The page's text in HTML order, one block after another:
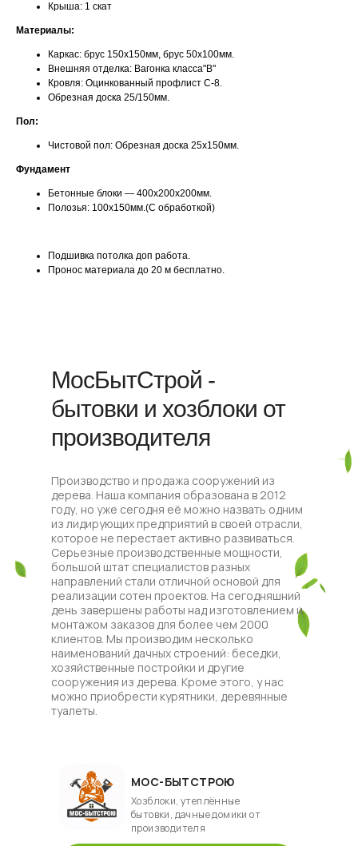
Крыша: 1 скат
Материалы:
Каркас: брус 150х150мм, брус 50х100мм.
Внешняя отделка: Вагонка класса"В"
Кровля: Оцинкованный профлист С-8.
Обрезная доска 25/150мм.
Пол:
Чистовой пол: Обрезная доска 25х150мм.
Фундамент
Бетонные блоки — 400х200х200мм.
Полозья: 100х150мм.(С обработкой)
Подшивка потолка доп работа.
Пронос материала до 20 м бесплатно.
МосБытСтрой -
бытовки и хозблоки от
производителя
Производство и продажа сооружений из
дерева. Наша компания образована в 2012
году, но уже сегодня её можно назвать одним
из лидирующих предприятий в своей отрасли,
которое не перестает активно развиваться.
Серьезные производственные мощности,
большой штат специалистов разных
направлений стали отличной основой для
реализации сотен проектов. На сегодняшний
день завершены работы над изготовлением и
монтажом заказов для более чем 2000
клиентов. Мы производим несколько
наименований дачных строений: беседки,
хозяйственные постройки и другие
сооружения из дерева. Кроме этого, у нас
можно приобрести курятники, деревянные
туалеты.
МОС-БЫТСТРОЮ
Хозблоки, утеплённые
бытовки, дачные домики от
производителя